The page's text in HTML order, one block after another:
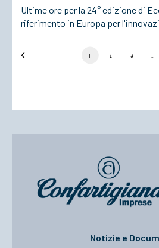
Ultime ore per la 24° edizione di
riferimento in Europa per
1 2 3
Notizie e